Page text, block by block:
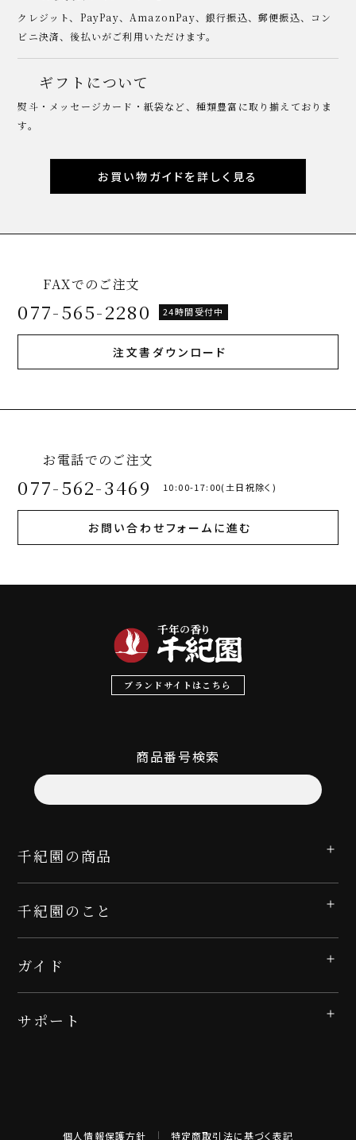
クレジット、PayPay、AmazonPay、銀行振込、郵便振込、コン
ビニ決済、後払いがご利用いただけます。
ギフトについて
熨斗・メッセージカード・紙袋など、種類豊富に取り揃えておりま
す。
お買い物ガイドを詳しく見る
FAXでのご注文
077-565-2280 24時間受付中
注文書ダウンロード
お電話でのご注文
077-562-3469 10:00-17:00(土日祝除く)
お問い合わせフォームに進む
ブランドサイトはこちら
商品番号検索
千紀園の商品
千紀園のこと
ガイド
サポート
個人情報保護方針 特定商取引法に基づく表記